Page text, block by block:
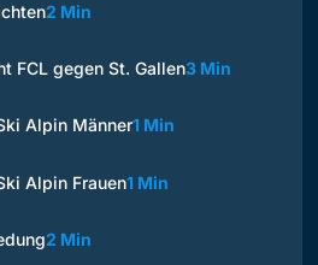
2 Min
FCL gegen St. Gallen3 Min
Alpin Männer1 Min
Alpin Frauen1 Min
2 Min